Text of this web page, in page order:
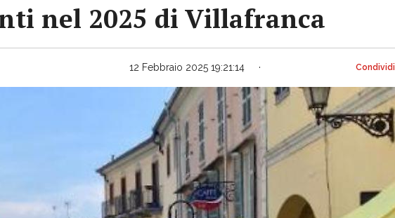
nel 2025 di Villafranca
12 Febbraio 2025 19:21:14